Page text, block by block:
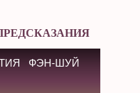
ФЭН-ШУЙ